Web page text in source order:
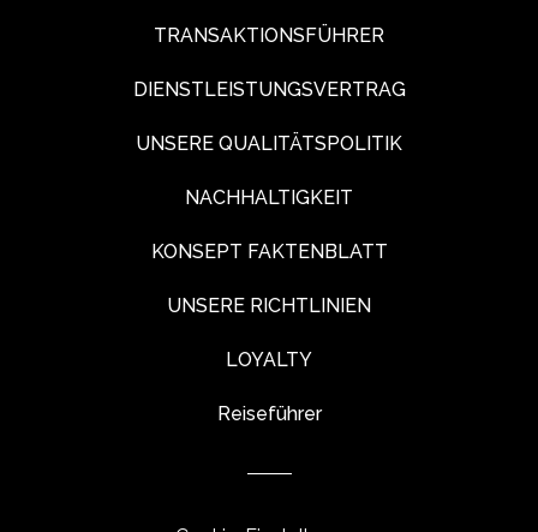
TRANSAKTIONSFÜHRER
DIENSTLEISTUNGSVERTRAG
UNSERE QUALITÄTSPOLITIK
NACHHALTIGKEIT
KONSEPT FAKTENBLATT
UNSERE RICHTLINIEN
LOYALTY
Reiseführer